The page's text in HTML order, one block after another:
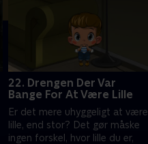
22. Drengen Der Var
Bange For At Være Lille
Er det mere uhyggeligt at være
lille, end stor? Det gør måske
ingen forskel, hvor lille du er,